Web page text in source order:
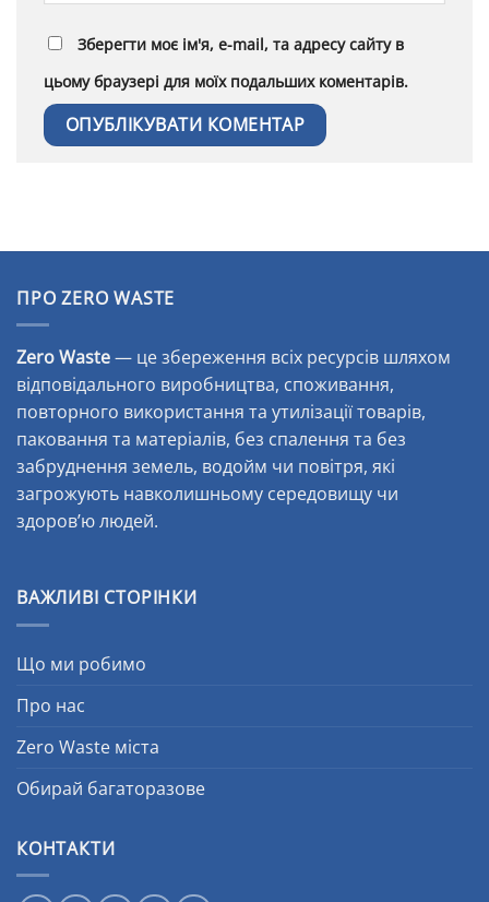
Зберегти моє ім'я, e-mail, та адресу сайту в
цьому браузері для моїх подальших коментарів.
ПРО ZERO WASTE
Zero Waste— це збереження всіх ресурсів шляхом
відповідального виробництва, споживання,
повторного використання та утилізації товарів,
паковання та матеріалів, без спалення та без
забруднення земель, водойм чи повітря, які
загрожують навколишньому середовищу чи
здоров’ю людей.
ВАЖЛИВІ СТОРІНКИ
Що ми робимо
Про нас
Zero Waste міста
Обирай багаторазове
КОНТАКТИ